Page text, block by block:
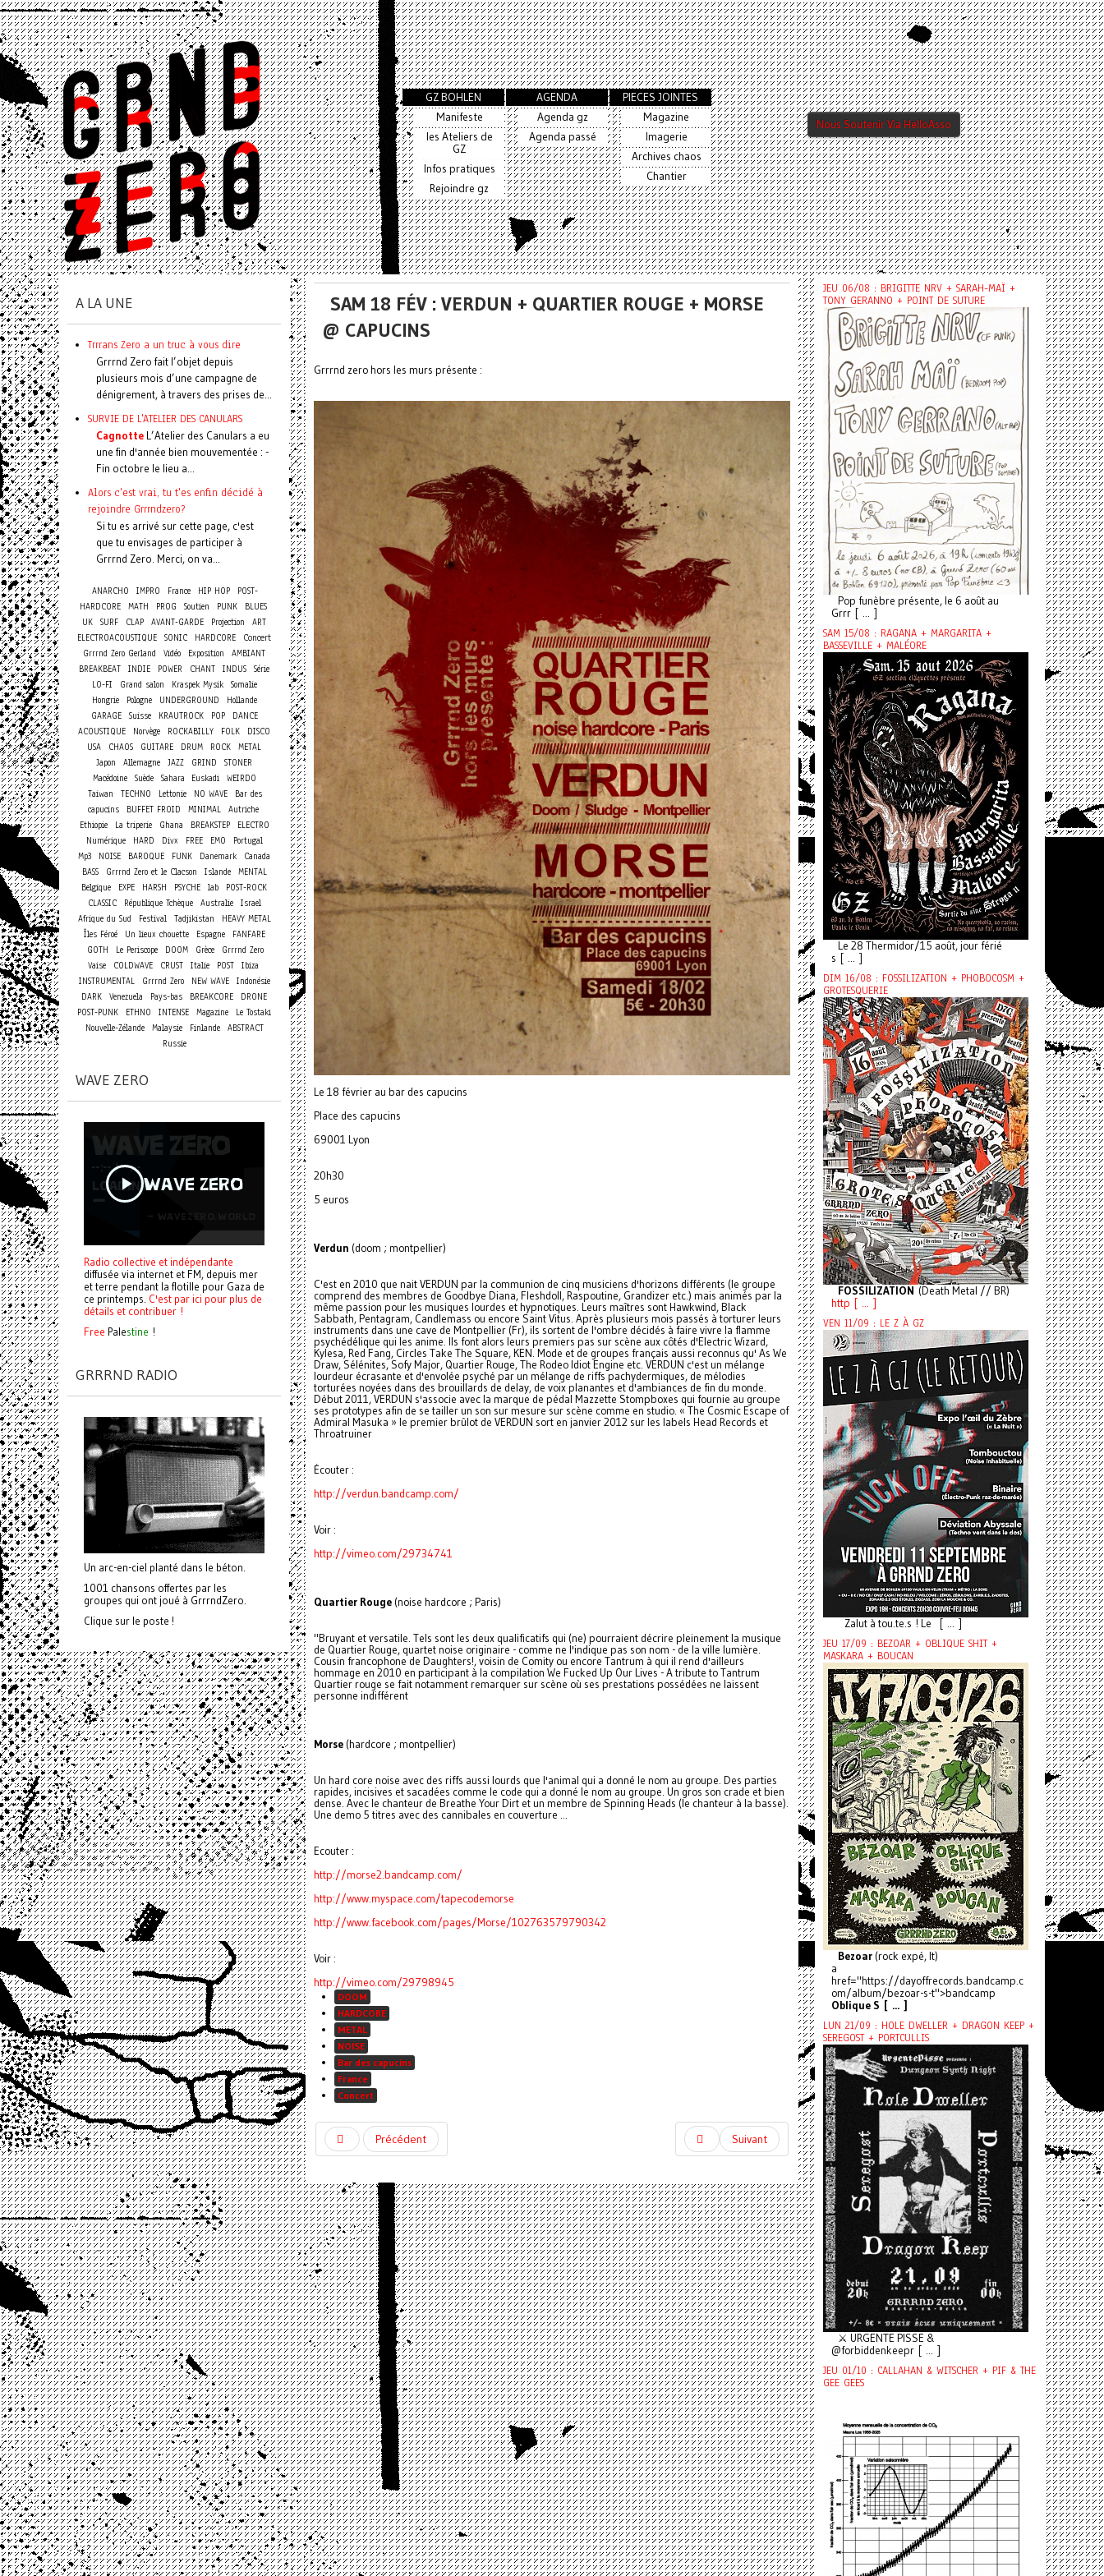
GZ BOHLEN
Manifeste
les Ateliers de
GZ
Infos pratiques
Rejoindre gz
AGENDA
Agenda gz
Agenda passé
PIECES JOINTES
Magazine
Imagerie
Archives chaos
Chantier
Nous Soutenir Via HelloAsso
SAM 18 FÉV : VERDUN + QUARTIER ROUGE + MORSE
@ CAPUCINS
Grrrnd zero hors les murs présente :
Le 18 février au bar des capucins
Place des capucins
69001 Lyon
20h30
5 euros
Verdun (doom ; montpellier)
C'est en 2010 que nait VERDUN par la communion de cinq musiciens d'horizons différents (le groupe
comprend des membres de Goodbye Diana, Fleshdoll, Raspoutine, Grandizer etc.) mais animés par la
même passion pour les musiques lourdes et hypnotiques. Leurs maîtres sont Hawkwind, Black
Sabbath, Pentagram, Candlemass ou encore Saint Vitus. Après plusieurs mois passés à torturer leurs
instruments dans une cave de Montpellier (Fr), ils sortent de l'ombre décidés à faire vivre la flamme
psychédélique qui les anime. Ils font alors leurs premiers pas sur scène aux côtés d'Electric Wizard,
Kylesa, Red Fang, Circles Take The Square, KEN. Mode et de groupes français aussi reconnus qu' As We
Draw, Sélénites, Sofy Major, Quartier Rouge, The Rodeo Idiot Engine etc. VERDUN c'est un mélange
lourdeur écrasante et d'envolée psyché par un mélange de riffs pachydermiques, de mélodies
torturées noyées dans des brouillards de delay, de voix planantes et d'ambiances de fin du monde.
Début 2011, VERDUN s'associe avec la marque de pédal Mazzette Stompboxes qui fournie au groupe
ses prototypes afin de se tailler un son sur mesure sur scène comme en studio. « The Cosmic Escape of
Admiral Masuka » le premier brûlot de VERDUN sort en janvier 2012 sur les labels Head Records et
Throatruiner
Écouter :
http://verdun.bandcamp.com/
Voir :
http://vimeo.com/29734741
Quartier Rouge (noise hardcore ; Paris)
"Bruyant et versatile. Tels sont les deux qualificatifs qui (ne) pourraient décrire pleinement la musique
de Quartier Rouge, quartet noise originaire - comme ne l'indique pas son nom - de la ville lumière.
Cousin francophone de Daughters!, voisin de Comity ou encore Tantrum à qui il rend d'ailleurs
hommage en 2010 en participant à la compilation We Fucked Up Our Lives - A tribute to Tantrum
Quartier rouge se fait notamment remarquer sur scène où ses prestations possédées ne laissent
personne indifférent
Morse (hardcore ; montpellier)
Un hard core noise avec des riffs aussi lourds que l'animal qui a donné le nom au groupe. Des parties
rapides, incisives et sacadées comme le code qui a donné le nom au groupe. Un gros son crade et bien
dense. Avec le chanteur de Breathe Your Dirt et un membre de Spinning Heads (le chanteur à la basse).
Une demo 5 titres avec des cannibales en couverture ...
Ecouter :
http://morse2.bandcamp.com/
http://www.myspace.com/tapecodemorse
http://www.facebook.com/pages/Morse/102763579790342
Voir :
http://vimeo.com/29798945
DOOM
HARDCORE
METAL
NOISE
Bar des capucins
France
Concert
Précédent Suivant
A LA UNE
Trrrans Zero a un truc à vous dire
Grrrnd Zero fait l’objet depuis
plusieurs mois d’une campagne de
dénigrement, à travers des prises de...
SURVIE DE L'ATELIER DES CANULARS
Cagnotte L’Atelier des Canulars a eu
une fin d'année bien mouvementée : -
Fin octobre le lieu a...
Alors c'est vrai, tu t'es enfin décidé à
rejoindre Grrrndzero?
Si tu es arrivé sur cette page, c'est
que tu envisages de participer à
Grrrnd Zero. Merci, on va...
ANARCHO IMPRO France HIP HOP
POST-
HARDCORE MATH PROG Soutien PUNK
BLUES
UK SURF CLAP AVANT-GARDE Projection
ART
ELECTROACOUSTIQUE SONIC HARDCORE Concert
Grrrnd Zero Gerland Vidéo Exposition
AMBIANT
BREAKBEAT INDIE POWER CHANT INDUS Série
LO-FI
Grand salon Kraspek Mysik
Somalie
Hongrie
Pologne UNDERGROUND
Hollande
GARAGE
Suisse KRAUTROCK POP
DANCE
ACOUSTIQUE
Norvège ROCKABILLY FOLK
DISCO
USA
CHAOS GUITARE DRUM ROCK METAL
Japon
Allemagne JAZZ GRIND
STONER
Macédoine
Suède Sahara Euskadi
WEIRDO
Taiwan
TECHNO Lettonie NO WAVE
Bar des
capucins
BUFFET FROID MINIMAL Autriche
Ethiopie
La triperie Ghana BREAKSTEP
ELECTRO
Numérique
HARD Divx FREE EMO
Portugal
Mp3
NOISE BAROQUE FUNK Danemark
Canada
BASS
Grrrnd Zero et le Clacson Islande
MENTAL
Belgique
EXPE HARSH PSYCHE lab
POST-ROCK
CLASSIC
République Tchèque Australie
Israel
Afrique du Sud
Festival Tadjikistan
HEAVY METAL
Îles Féroé
Un lieux chouette Espagne
FANFARE
GOTH
Le Periscope DOOM Grèce
Grrrnd Zero
Vaise
COLDWAVE CRUST Italie POST Ibiza
INSTRUMENTAL
Grrrnd Zero NEW WAVE
Indonésie
DARK Venezuela Pays-bas BREAKCORE
DRONE
POST-PUNK
ETHNO INTENSE Magazine
Le Tostaki
Nouvelle-Zélande
Malaysie Finlande
ABSTRACT
Russie
WAVE ZERO
Radio collective et indépendante
diffusée via internet et FM, depuis mer
et terre pendant la flotille pour Gaza de
ce printemps. C'est par ici pour plus de
détails et contribuer !
Free Palestine !
GRRRND RADIO
Un arc-en-ciel planté dans le béton.
1001 chansons offertes par les
groupes qui ont joué à GrrrndZero.
Clique sur le poste !
JEU 06/08 : BRIGITTE NRV + SARAH-MAÏ +
TONY GERANNO + POINT DE SUTURE
Pop funèbre présente, le 6 août au
Grrr [ ... ]
SAM 15/08 : RAGANA + MARGARITA +
BASSEVILLE + MALÉORE
Le 28 Thermidor/15 août, jour férié
s [ ... ]
DIM 16/08 : FOSSILIZATION + PHOBOCOSM +
GROTESQUERIE
FOSSILIZATION (Death Metal // BR)
http [ ... ]
VEN 11/09 : LE Z À GZ
Zalut à tou.te.s ! Le [ ... ]
JEU 17/09 : BEZOAR + OBLIQUE SHIT +
MASKARA + BOUCAN
Bezoar (rock expé, It)
a
href="https://dayoffrecords.bandcamp.c
om/album/bezoar-s-t">bandcamp
Oblique S [ ... ]
LUN 21/09 : HOLE DWELLER + DRAGON KEEP +
SEREGOST + PORTCULLIS
⚔️ URGENTE PISSE &
@forbiddenkeepr [ ... ]
JEU 01/10 : CALLAHAN & WITSCHER + PIF & THE
GEE GEES